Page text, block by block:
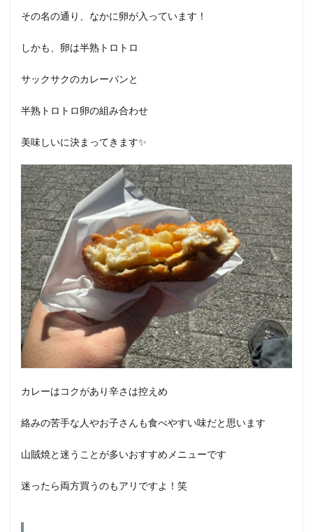
その名の通り、なかに卵が入っています！
しかも、卵は半熟トロトロ
サックサクのカレーパンと
半熟トロトロ卵の組み合わせ
美味しいに決まってきます✨
カレーはコクがあり辛さは控えめ
絡みの苦手な人やお子さんも食べやすい味だと思います
山賊焼と迷うことが多いおすすめメニューです
迷ったら両方買うのもアリですよ！笑